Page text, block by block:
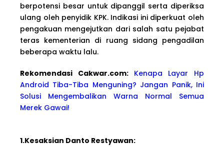
berpotensi besar untuk dipanggil serta diperiksa
ulang oleh penyidik KPK. Indikasi ini diperkuat oleh
pengakuan mengejutkan dari salah satu pejabat
teras kementerian di ruang sidang pengadilan
beberapa waktu lalu.
Rekomendasi Cakwar.com: Kenapa Layar Hp
Android Tiba-Tiba Menguning? Jangan Panik, Ini
Solusi Mengembalikan Warna Normal Semua
Merek Gawai!
1.Kesaksian Danto Restyawan: